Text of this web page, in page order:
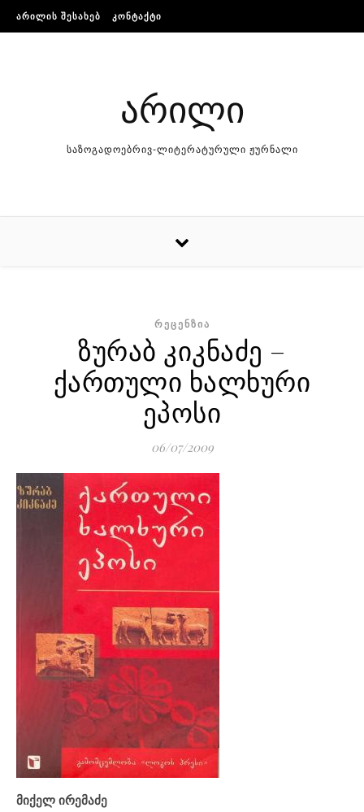
Skip to content
ᲐᲠᲘᲚᲘᲡ ᲨᲔᲡᲐᲮᲔᲑ ᲙᲝᲜᲢᲐᲥᲢᲘ
არილი
საზოგადოებრივ-ლიტერატურული ჟურნალი
ᲠᲔᲪᲔᲜᲖᲘᲐ
ზურაბ კიკნაძე –
ქართული ხალხური
ეპოსი
06/07/2009
მიქელ ირემაძე